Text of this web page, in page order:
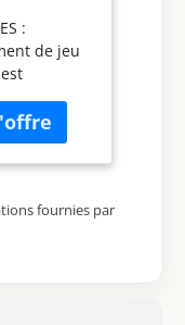
de
en
(Vert
:
de jeu
conçu
les
enfants,
favoriser
fournies par